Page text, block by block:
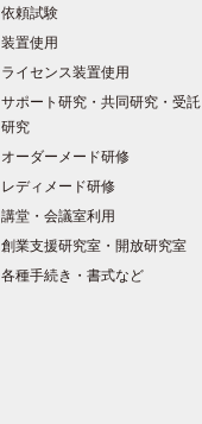
依頼試験
装置使用
ライセンス装置使用
サポート研究・共同研究・受託
研究
オーダーメード研修
レディメード研修
講堂・会議室利用
創業支援研究室・開放研究室
各種手続き・書式など